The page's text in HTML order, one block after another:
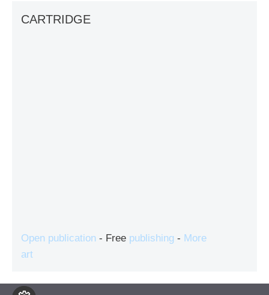
CARTRIDGE
Open publication - Free publishing - More
art